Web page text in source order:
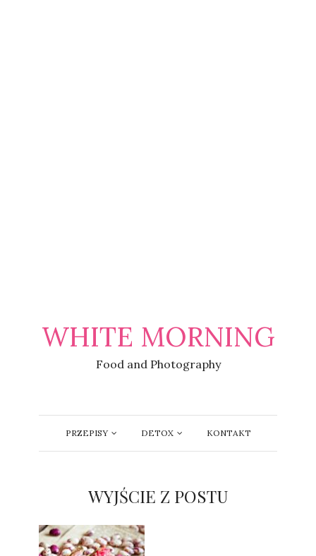
WHITE MORNING
Food and Photography
PRZEPISY DETOX KONTAKT
WYJŚCIE Z POSTU